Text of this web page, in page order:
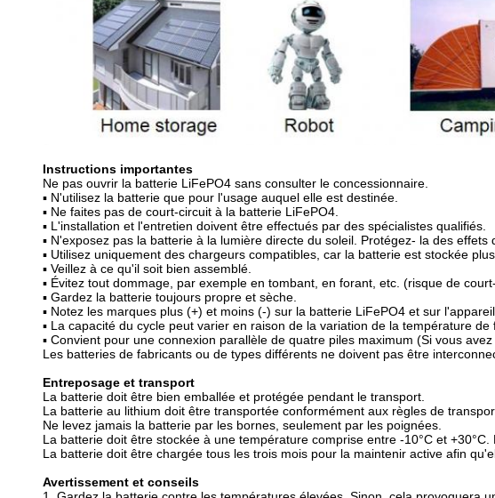
Instructions importantes
Ne pas ouvrir la batterie LiFePO4 sans consulter le concessionnaire.
▪ N'utilisez la batterie que pour l'usage auquel elle est destinée.
▪ Ne faites pas de court-circuit à la batterie LiFePO4.
▪ L'installation et l'entretien doivent être effectués par des spécialistes qualifiés.
▪ N'exposez pas la batterie à la lumière directe du soleil. Protégez- la des
▪ Utilisez uniquement des chargeurs compatibles, car la batterie est stockée
▪ Veillez à ce qu'il soit bien assemblé.
▪ Évitez tout dommage, par exemple en tombant, en forant, etc. (risque de
▪ Gardez la batterie toujours propre et sèche.
▪ Notez les marques plus (+) et moins (-) sur la batterie LiFePO4 et sur
▪ La capacité du cycle peut varier en raison de la variation de la température
▪ Convient pour une connexion parallèle de quatre piles maximum (Si vous
Les batteries de fabricants ou de types différents ne doivent pas être
Entreposage et transport
La batterie doit être bien emballée et protégée pendant le transport.
La batterie au lithium doit être transportée conformément aux règles de
Ne levez jamais la batterie par les bornes, seulement par les poignées.
La batterie doit être stockée à une température comprise entre -10°C et
La batterie doit être chargée tous les trois mois pour la maintenir active afin
Avertissement et conseils